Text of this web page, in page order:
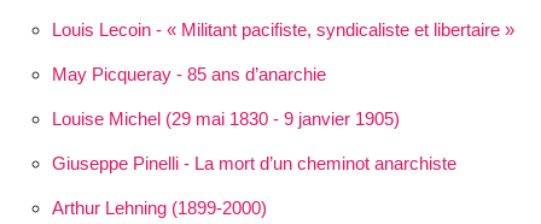
Louis Lecoin - « Militant pacifiste, syndicaliste et libertaire »
May Picqueray - 85 ans d’anarchie
Louise Michel (29 mai 1830 - 9 janvier 1905)
Giuseppe Pinelli - La mort d’un cheminot anarchiste
Arthur Lehning (1899-2000)